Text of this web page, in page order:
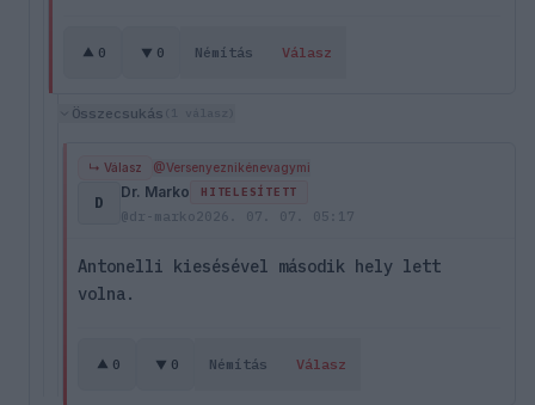
0 0 Némítás Válasz
Összecsukás
↳ Válasz @Versenyeznikénevagymi
D
Dr. Marko HITELESÍTETT
@dr-marko 2026. 07. 07. 05:17
Antonelli kiesésével második hely lett
volna.
0 0 Némítás Válasz